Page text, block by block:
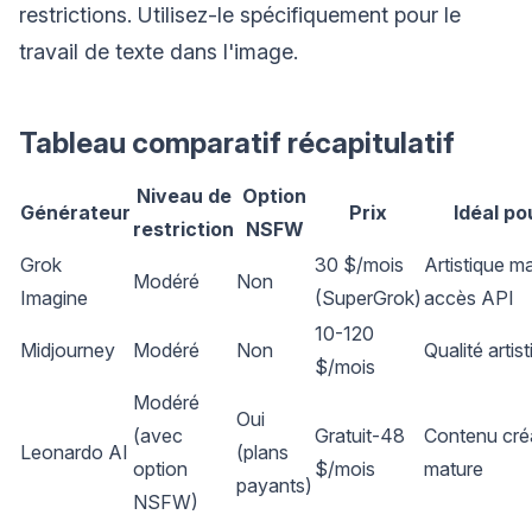
restrictions. Utilisez-le spécifiquement pour le
travail de texte dans l'image.
Tableau comparatif récapitulatif
Générateur
Niveau de
restriction
Option
NSFW
Prix Idéal
Grok
Imagine
Modéré Non
30 $/mois
(SuperGrok)
Artistique
accès API
Midjourney Modéré Non
10-120
$/mois
Qualité
Leonardo AI
Modéré
(avec
option
NSFW)
Oui
(plans
payants)
Gratuit-48
$/mois
Contenu
mature